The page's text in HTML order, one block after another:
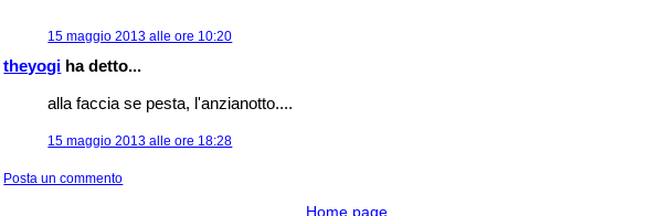
15 maggio 2013 alle ore 10:20
theyogi ha detto...
alla faccia se pesta, l'anzianotto....
15 maggio 2013 alle ore 18:28
Posta un commento
Home page